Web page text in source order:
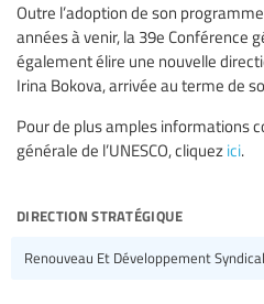
Outre l’adoption de son
années à venir, la 39e Conférence
également élire une nouvelle
Irina Bokova, arrivée au terme de
Pour de plus amples informations
générale de l’UNESCO, cliquez ici.
direction stratégique
Renouveau Et Développement Syndical